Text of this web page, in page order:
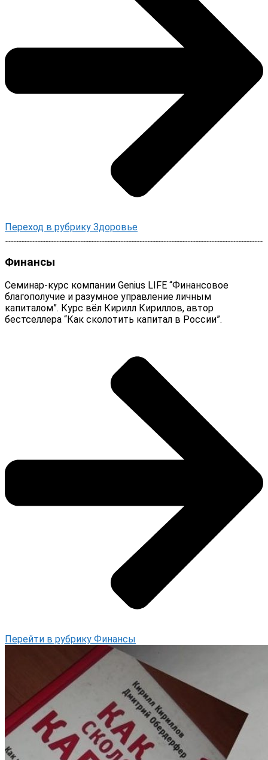
Переход в рубрику Здоровье
Финансы
Семинар-курс компании Genius LIFE “Финансовое
благополучие и разумное управление личным
капиталом”. Курс вёл Кирилл Кириллов, автор
бестселлера “Как сколотить капитал в России”.
Перейти в рубрику Финансы